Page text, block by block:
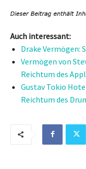
Auch interessant:
Drake Vermögen:
Vermögen von
Reichtum des
Gustav Tokio
Reichtum des